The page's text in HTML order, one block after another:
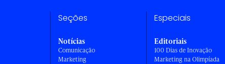
Seções
Notícias
Comunicação
Marketing
Especiais
Editoriais
100 Dias de Inovação
Marketing na Olimpíada